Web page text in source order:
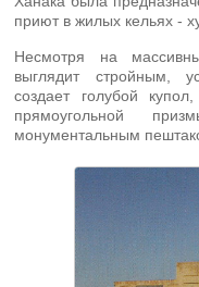
приют в жилых кельях -
Несмотря на
выглядит стройным,
создает голубой
прямоугольной
монументальным